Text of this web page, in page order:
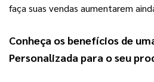
faça suas vendas aumentarem
Conheça os benefícios de
Personalizada para o seu